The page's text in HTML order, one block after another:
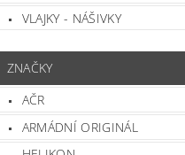
VLAJKY - NÁŠIVKY
ZNAČKY
AČR
ARMÁDNÍ ORIGINÁL